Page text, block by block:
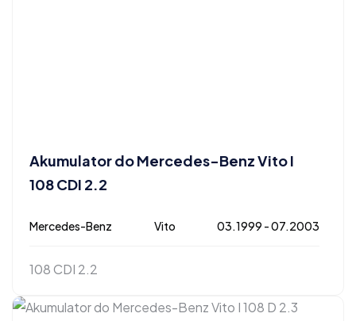
Akumulator do Mercedes-Benz Vito I
108 CDI 2.2
Mercedes-Benz Vito 03.1999 - 07.2003
108 CDI 2.2